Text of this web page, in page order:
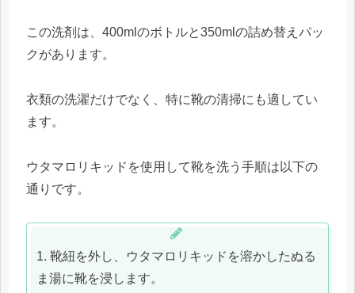
この洗剤は、400mlのボトルと350mlの詰め替えパッ
クがあります。
衣類の洗濯だけでなく、特に靴の清掃にも適してい
ます。
ウタマロリキッドを使用して靴を洗う手順は以下の
通りです。
1. 靴紐を外し、ウタマロリキッドを溶かしたぬる
ま湯に靴を浸します。